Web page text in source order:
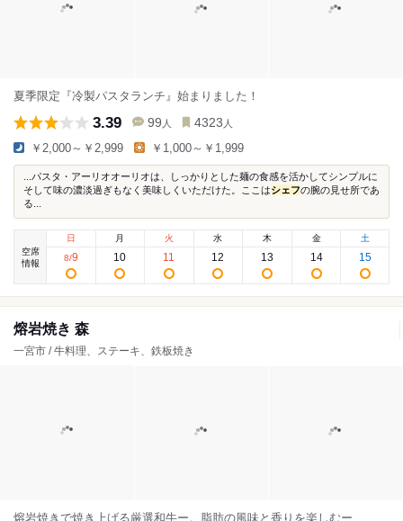
夏季限定『冷製パスタランチ』始まりました！
3.39 99 人 4323 人
￥2,000～￥2,999 ￥1,000～￥1,999
...パスタ・アーリオオーリオは、しっかりとした麺の食感を活かしてシンプルに
そして味の濃淡過ぎもなく美味しくいただけた。ここはシェフの腕の見せ所であ
る...
空席
情報
日
8/9
月
10
火
11
水
12
木
13
金
14
土
15
熔岩焼き 森
一宮市 / 牛料理、ステーキ、鉄板焼き
熔岩焼きで焼き上げる厳選和牛ー。脂肪の風味と香りを楽しむー